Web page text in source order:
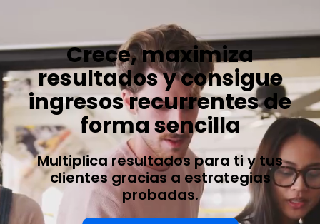
contenidoCrece, maximiza
resultados y consigue
ingresos recurrentes de
forma sencilla
Multiplica resultados para ti y tus
clientes gracias a estrategias
probadas.